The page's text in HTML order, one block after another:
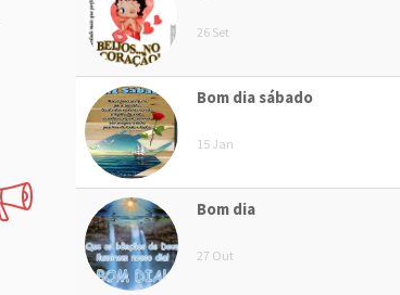
26 Set
Bom dia sábado
15 Jan
Bom dia
27 Out